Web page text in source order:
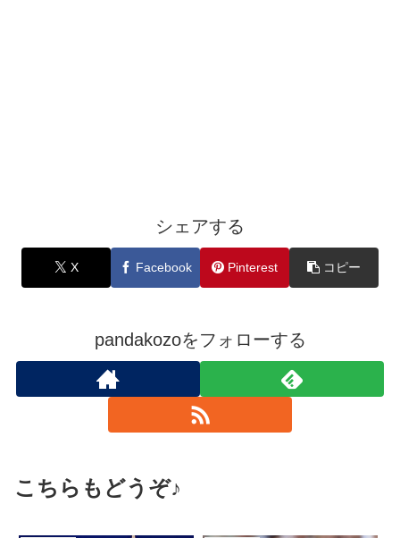
シェアする
X Facebook Pinterest コピー
pandakozoをフォローする
こちらもどうぞ♪